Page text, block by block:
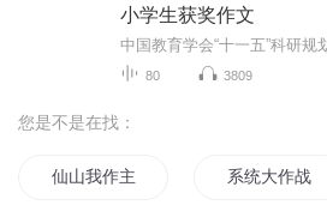
小学生获奖作文
80 3809
您是不是在找：
仙山我作主 系统大作战